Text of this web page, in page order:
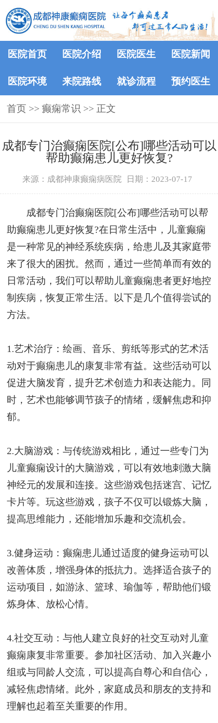
医院首页 医院介绍 医院医生 医院新闻
医院环境 来院路线 就诊流程 预约医生
首页 >> 癫痫常识 >> 正文
成都专门治癫痫医院[公布]哪些活动可以
帮助癫痫患儿更好恢复?
来源：成都神康癫痫病医院 日期：2023-07-17
成都专门治癫痫医院[公布]哪些活动可以帮
助癫痫患儿更好恢复?在日常生活中，儿童癫痫
是一种常见的神经系统疾病，给患儿及其家庭带
来了很大的困扰。然而，通过一些简单而有效的
日常活动，我们可以帮助儿童癫痫患者更好地控
制疾病，恢复正常生活。以下是几个值得尝试的
方法。
1.艺术治疗：绘画、音乐、剪纸等形式的艺术活
动对于癫痫患儿的康复非常有益。这些活动可以
促进大脑发育，提升艺术创造力和表达能力。同
时，艺术也能够调节孩子的情绪，缓解焦虑和抑
郁。
2.大脑游戏：与传统游戏相比，通过一些专门为
儿童癫痫设计的大脑游戏，可以有效地刺激大脑
神经元的发展和连接。这些游戏包括迷宫、记忆
卡片等。玩这些游戏，孩子不仅可以锻炼大脑，
提高思维能力，还能增加乐趣和交流机会。
3.健身运动：癫痫患儿通过适度的健身运动可以
改善体质，增强身体的抵抗力。选择适合孩子的
运动项目，如游泳、篮球、瑜伽等，帮助他们锻
炼身体、放松心情。
4.社交互动：与他人建立良好的社交互动对儿童
癫痫康复非常重要。参加社区活动、加入兴趣小
组或与同龄人交流，可以提高自尊心和自信心，
减轻焦虑情绪。此外，家庭成员和朋友的支持和
理解也起着至关重要的作用。